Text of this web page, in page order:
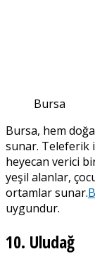
Bursa
Bursa, hem
sunar. Teleferik
heyecan verici
yeşil alanlar,
ortamlar sunar.
uygundur.
10. Uludağ